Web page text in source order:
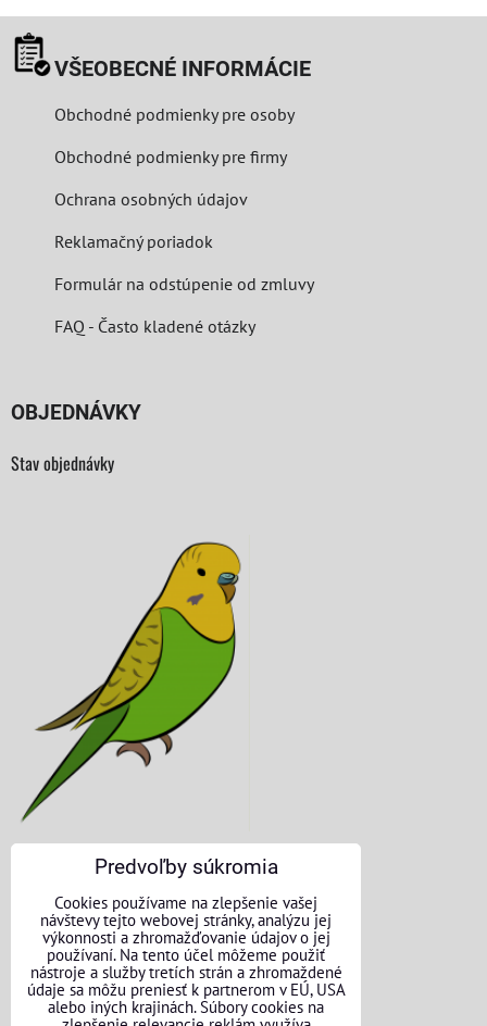
VŠEOBECNÉ INFORMÁCIE
Obchodné podmienky pre osoby
Obchodné podmienky pre firmy
Ochrana osobných údajov
Reklamačný poriadok
Formulár na odstúpenie od zmluvy
FAQ - Často kladené otázky
OBJEDNÁVKY
Stav objednávky
KONTAKTNÉ ÚDAJE
O nás
Kontakt
Požičovňa náradia
Predvoľby súkromia
Cookies používame na zlepšenie vašej
návštevy tejto webovej stránky, analýzu jej
výkonnosti a zhromažďovanie údajov o jej
používaní. Na tento účel môžeme použiť
nástroje a služby tretích strán a zhromaždené
údaje sa môžu preniesť k partnerom v EÚ, USA
alebo iných krajinách. Súbory cookies na